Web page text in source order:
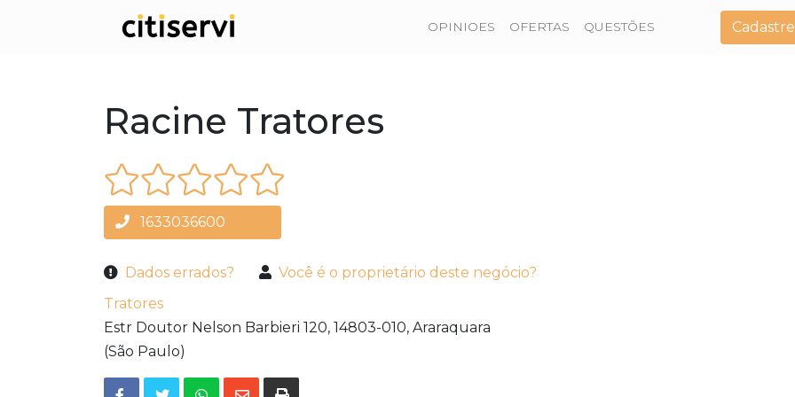
OPINIOES OFERTAS QUESTÕES
Racine Tratores
1633036600
Dados errados?
Você é o proprietário deste negócio?
Tratores
Estr Doutor Nelson Barbieri 120, 14803-010, Araraquara
(São Paulo)